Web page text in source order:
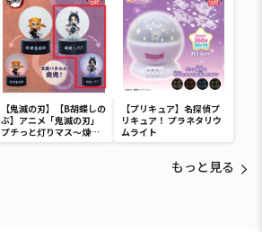
【鬼滅の刃】【B胡蝶しの
ぶ】アニメ「鬼滅の刃」
プチっと灯りマス～煉獄
杏寿郎・胡蝶しのぶ～
【プリキュア】名探偵プ
リキュア！ プラネタリウ
ムライト
もっと見る